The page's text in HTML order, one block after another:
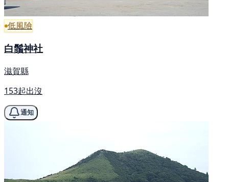
低風險
白鬚神社
滋賀縣
153起出沒
通知